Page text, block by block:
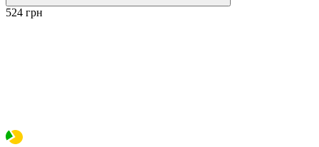
524 грн